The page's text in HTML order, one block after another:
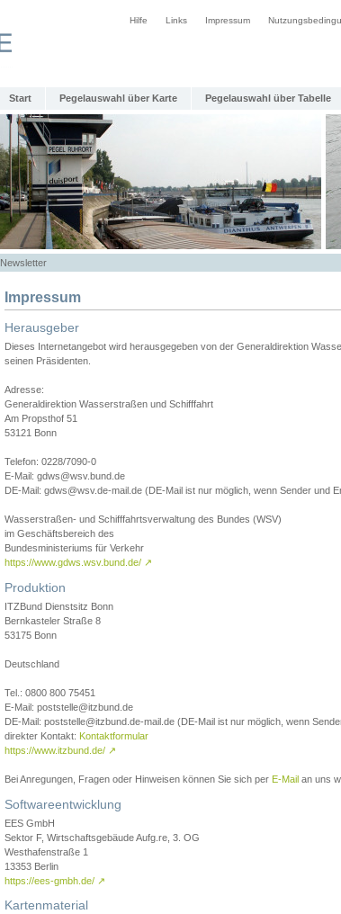
Hilfe Links Impressum
Start Pegelauswahl über Karte Pegelauswahl über Tabelle
Newsletter
Impressum
Herausgeber
Dieses Internetangebot wird herausgegeben von der Generaldirektion
seinen Präsidenten.
Adresse:
Generaldirektion Wasserstraßen und Schifffahrt
Am Propsthof 51
53121 Bonn
Telefon: 0228/7090-0
E-Mail: gdws@wsv.bund.de
DE-Mail: gdws@wsv.de-mail.de (DE-Mail ist nur möglich, wenn Sender und
Wasserstraßen- und Schifffahrtsverwaltung des Bundes (WSV)
im Geschäftsbereich des
Bundesministeriums für Verkehr
https://www.gdws.wsv.bund.de/ ↗
Produktion
ITZBund Dienstsitz Bonn
Bernkasteler Straße 8
53175 Bonn
Deutschland
Tel.: 0800 800 75451
E-Mail: poststelle@itzbund.de
DE-Mail: poststelle@itzbund.de-mail.de (DE-Mail ist nur möglich, wenn
direkter Kontakt: Kontaktformular
https://www.itzbund.de/ ↗
Bei Anregungen, Fragen oder Hinweisen können Sie sich per E-Mail an uns
Softwareentwicklung
EES GmbH
Sektor F, Wirtschaftsgebäude Aufg.re, 3. OG
Westhafenstraße 1
13353 Berlin
https://ees-gmbh.de/ ↗
Kartenmaterial